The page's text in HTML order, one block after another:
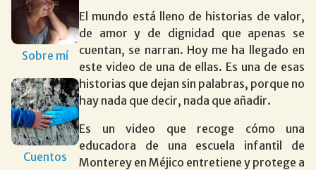
Sobre mí
Cuentos
El mundo está lleno de historias de valor,
de amor y de dignidad que apenas se
cuentan, se narran. Hoy me ha llegado en
este video de una de ellas. Es una de esas
historias que dejan sin palabras, porque no
hay nada que decir, nada que añadir.
Es un video que recoge cómo una
educadora de una escuela infantil de
Monterey en Méjico entretiene y protege a